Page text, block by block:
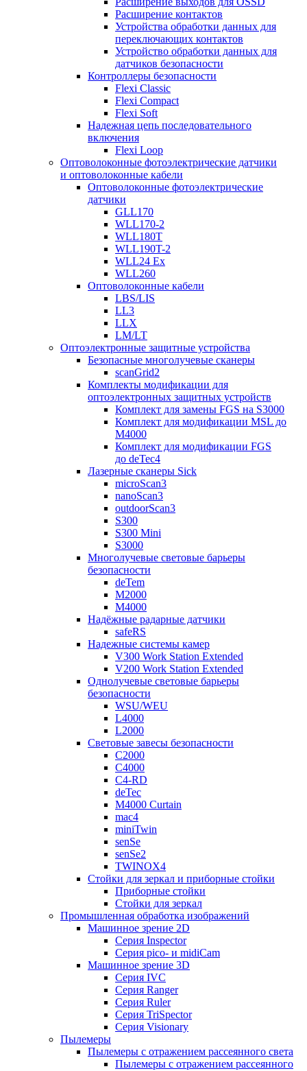
Расширение контактов
Устройства обработки данных для
переключающих контактов
Устройство обработки данных для
датчиков безопасности
Контроллеры безопасности
Flexi Classic
Flexi Compact
Flexi Soft
Надежная цепь последовательного
включения
Flexi Loop
Оптоволоконные фотоэлектрические датчики
и оптоволоконные кабели
Оптоволоконные фотоэлектрические
датчики
GLL170
WLL170-2
WLL180T
WLL190T-2
WLL24 Ex
WLL260
Оптоволоконные кабели
LBS/LIS
LL3
LLX
LM/LT
Оптоэлектронные защитные устройства
Безопасные многолучевые сканеры
scanGrid2
Комплекты модификации для
оптоэлектронных защитных устройств
Комплект для замены FGS на S3000
Комплект для модификации MSL до
M4000
Комплект для модификации FGS
до deTec4
Лазерные сканеры Sick
microScan3
nanoScan3
outdoorScan3
S300
S300 Mini
S3000
Многолучевые световые барьеры
безопасности
deTem
M2000
M4000
Надёжные радарные датчики
safeRS
Надежные системы камер
V300 Work Station Extended
V200 Work Station Extended
Однолучевые световые барьеры
безопасности
WSU/WEU
L4000
L2000
Световые завесы безопасности
C2000
C4000
C4-RD
deTec
M4000 Curtain
mac4
miniTwin
senSe
senSe2
TWINOX4
Стойки для зеркал и приборные стойки
Приборные стойки
Стойки для зеркал
Промышленная обработка изображений
Машинное зрение 2D
Серия Inspector
Серия pico- и midiCam
Машинное зрение 3D
Серия IVC
Серия Ranger
Серия Ruler
Серия TriSpector
Серия Visionary
Пылемеры
Пылемеры с отражением рассеянного света
Пылемеры с отражением рассеянного